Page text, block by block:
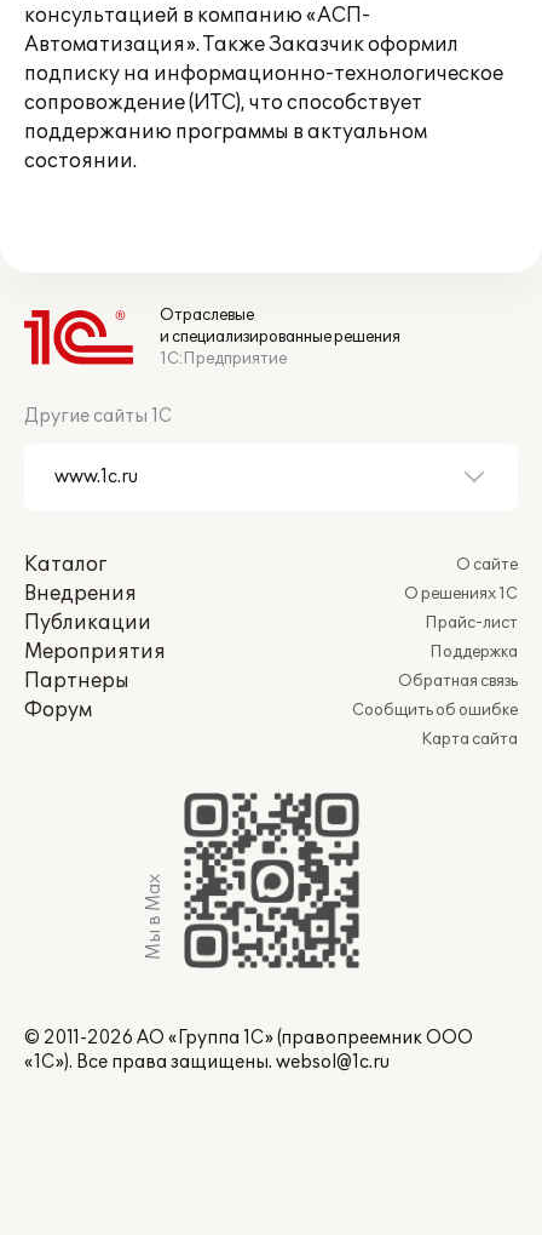
консультацией в компанию «АСП-
Автоматизация». Также Заказчик оформил
подписку на информационно-технологическое
сопровождение (ИТС), что способствует
поддержанию программы в актуальном
состоянии.
Отраслевые
и специализированные решения
1С:Предприятие
Другие сайты 1С
Каталог
Внедрения
Публикации
Мероприятия
Партнеры
Форум
О сайте
О решениях 1С
Прайс-лист
Поддержка
Обратная связь
Сообщить об ошибке
Карта сайта
Мы в Max
© 2011-2026 АО «Группа 1С» (правопреемник ООО
«1С»). Все права защищены. websol@1c.ru